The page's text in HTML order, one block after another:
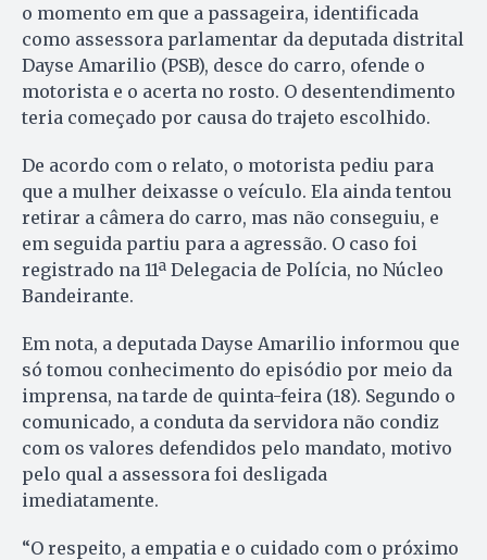
o momento em que a passageira, identificada
como assessora parlamentar da deputada distrital
Dayse Amarilio (PSB), desce do carro, ofende o
motorista e o acerta no rosto. O desentendimento
teria começado por causa do trajeto escolhido.
De acordo com o relato, o motorista pediu para
que a mulher deixasse o veículo. Ela ainda tentou
retirar a câmera do carro, mas não conseguiu, e
em seguida partiu para a agressão. O caso foi
registrado na 11ª Delegacia de Polícia, no Núcleo
Bandeirante.
Em nota, a deputada Dayse Amarilio informou que
só tomou conhecimento do episódio por meio da
imprensa, na tarde de quinta-feira (18). Segundo o
comunicado, a conduta da servidora não condiz
com os valores defendidos pelo mandato, motivo
pelo qual a assessora foi desligada
imediatamente.
“O respeito, a empatia e o cuidado com o próximo